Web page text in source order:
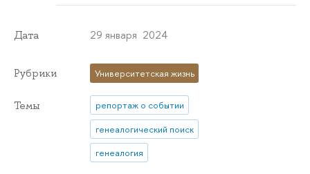
Дата 29 января 2024
Рубрики Университетская жизнь
Темы
репортаж о событии
генеалогический поиск
генеалогия